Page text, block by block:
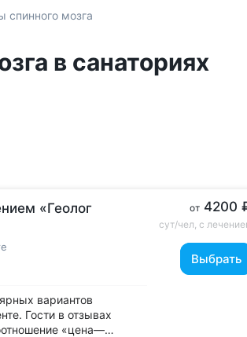
спинного мозга
в санаториях
«Геолог
вариантов
Гости в отзывах
«цена—
от 4200
сут/чел, с
Выбрать